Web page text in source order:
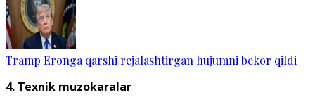
Tramp Eronga qarshi rejalashtirgan hujumni bekor qildi
4. Texnik muzokaralar